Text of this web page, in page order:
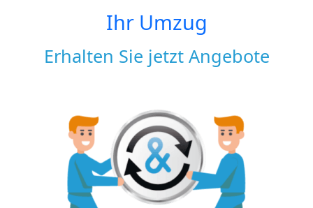
Ihr Umzug
Erhalten Sie jetzt Angebote